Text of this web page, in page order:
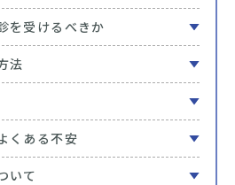
を受けるべきか
法
くある不安
いて